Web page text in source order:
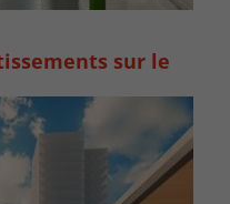
sur le